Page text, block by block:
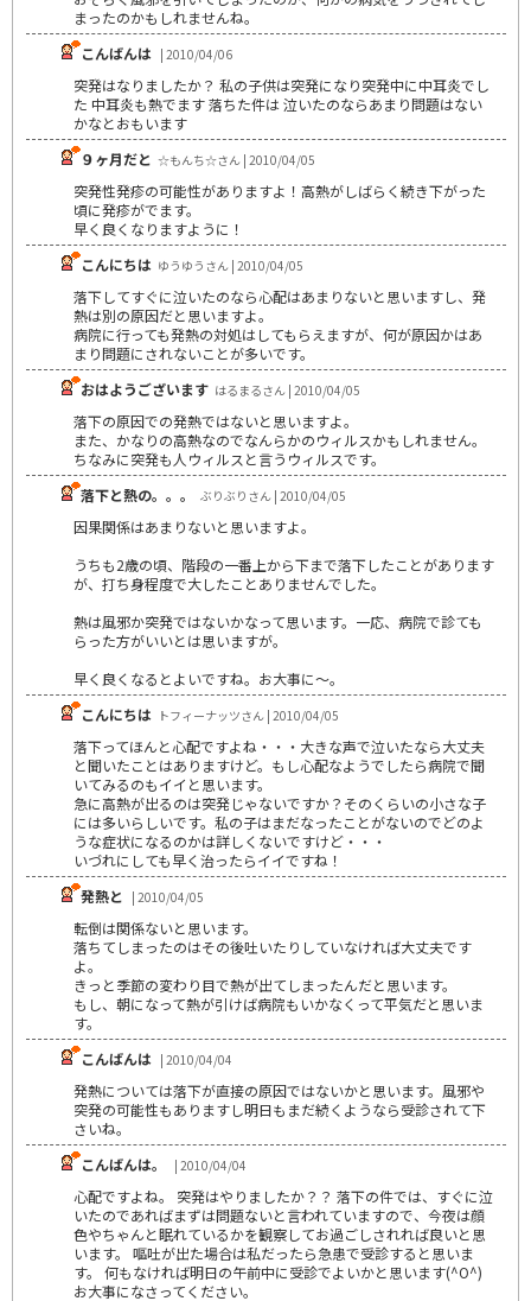
まったのかもしれませんね。
こんばんは | 2010/04/06
突発はなりましたか？ 私の子供は突発になり突発中に中耳炎でし
た 中耳炎も熱でます 落ちた件は 泣いたのならあまり問題はない
かなとおもいます
９ヶ月だと ☆もんち☆さん | 2010/04/05
突発性発疹の可能性がありますよ！高熱がしばらく続き下がった
頃に発疹がでます。
早く良くなりますように！
こんにちは ゆうゆうさん | 2010/04/05
落下してすぐに泣いたのなら心配はあまりないと思いますし、発
熱は別の原因だと思いますよ。
病院に行っても発熱の対処はしてもらえますが、何が原因かはあ
まり問題にされないことが多いです。
おはようございます はるまるさん | 2010/04/05
落下の原因での発熱ではないと思いますよ。
また、かなりの高熱なのでなんらかのウィルスかもしれません。
ちなみに突発も人ウィルスと言うウィルスです。
落下と熱の。。。
ぶりぶりさん | 2010/04/05
因果関係はあまりないと思いますよ。
うちも2歳の頃、階段の一番上から下まで落下したことがあります
が、打ち身程度で大したことありませんでした。
熱は風邪か突発ではないかなって思います。一応、病院で診ても
らった方がいいとは思いますが。
早く良くなるとよいですね。お大事に～。
こんにちは トフィーナッツさん | 2010/04/05
落下ってほんと心配ですよね・・・大きな声で泣いたなら大丈夫
と聞いたことはありますけど。もし心配なようでしたら病院で聞
いてみるのもイイと思います。
急に高熱が出るのは突発じゃないですか？そのくらいの小さな子
には多いらしいです。私の子はまだなったことがないのでどのよ
うな症状になるのかは詳しくないですけど・・・
いづれにしても早く治ったらイイですね！
発熱と
| 2010/04/05
転倒は関係ないと思います。
落ちてしまったのはその後吐いたりしていなければ大丈夫です
よ。
きっと季節の変わり目で熱が出てしまったんだと思います。
もし、朝になって熱が引けば病院もいかなくって平気だと思いま
す。
こんばんは | 2010/04/04
発熱については落下が直接の原因ではないかと思います。風邪や
突発の可能性もありますし明日もまだ続くようなら受診されて下
さいね。
こんばんは。
| 2010/04/04
心配ですよね。 突発はやりましたか？？ 落下の件では、すぐに泣
いたのであればまずは問題ないと言われていますので、今夜は顔
色やちゃんと眠れているかを観察してお過ごしされれば良いと思
います。 嘔吐が出た場合は私だったら急患で受診すると思いま
す。 何もなければ明日の午前中に受診でよいかと思います(^O^)
お大事になさってください。